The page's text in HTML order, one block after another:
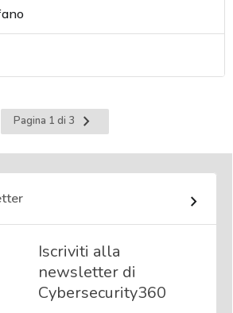
Pagina 1 di 3
Pagina
successiva
Iscriviti alla
newsletter di
Cybersecurity360